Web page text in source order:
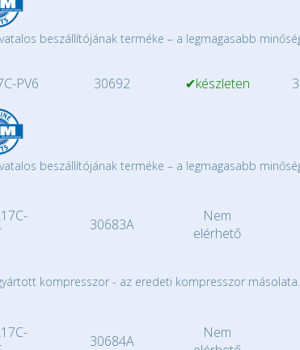
beszállítójának terméke – a legmagasabb
PV6 30692 ✔készleten
beszállítójának terméke – a legmagasabb
30683A
Nem
elérhető
kompresszor - az eredeti kompresszor másolata.
30684A
Nem